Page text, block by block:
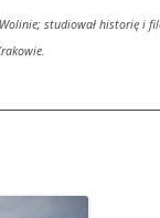
studiował historię i